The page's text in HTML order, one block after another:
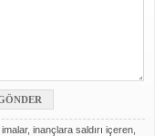
inançlara saldırı içeren,